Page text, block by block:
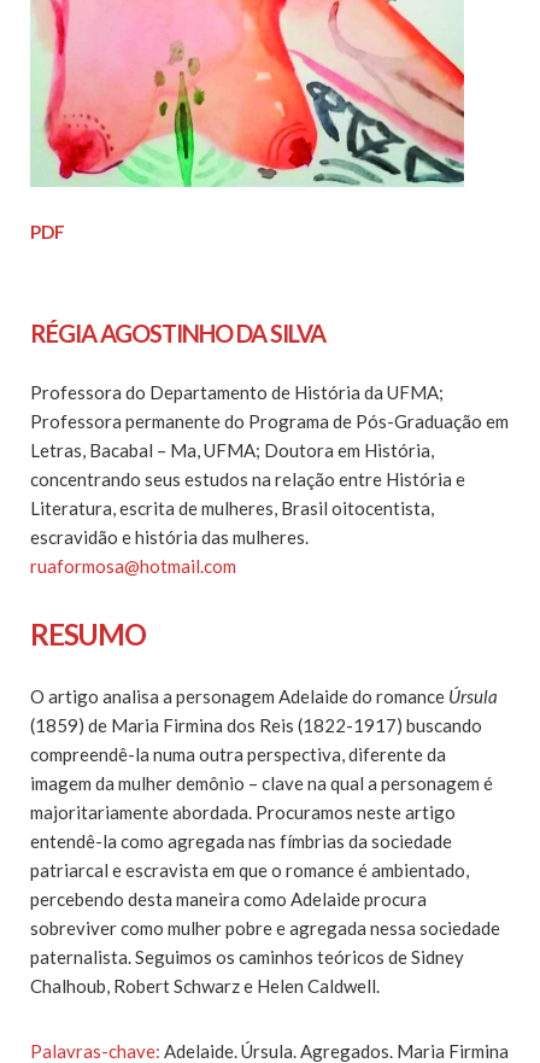
PDF
RÉGIA AGOSTINHO DA SILVA
Professora do Departamento de História da UFMA;
Professora permanente do Programa de Pós-Graduação em
Letras, Bacabal – Ma, UFMA; Doutora em História,
concentrando seus estudos na relação entre História e
Literatura, escrita de mulheres, Brasil oitocentista,
escravidão e história das mulheres.
ruaformosa@hotmail.com
RESUMO
O artigo analisa a personagem Adelaide do romance Úrsula
(1859) de Maria Firmina dos Reis (1822-1917) buscando
compreendê-la numa outra perspectiva, diferente da
imagem da mulher demônio – clave na qual a personagem é
majoritariamente abordada. Procuramos neste artigo
entendê-la como agregada nas fímbrias da sociedade
patriarcal e escravista em que o romance é ambientado,
percebendo desta maneira como Adelaide procura
sobreviver como mulher pobre e agregada nessa sociedade
paternalista. Seguimos os caminhos teóricos de Sidney
Chalhoub, Robert Schwarz e Helen Caldwell.
Palavras-chave: Adelaide. Úrsula. Agregados. Maria Firmina